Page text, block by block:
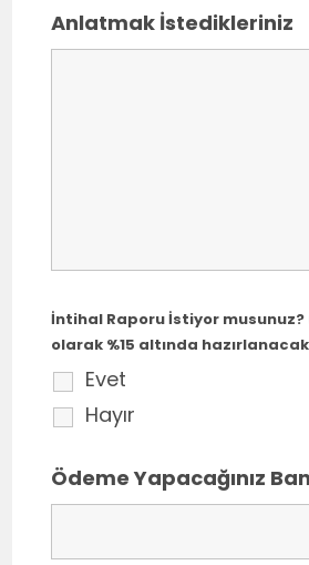
Anlatmak İstedikleriniz
İntihal Raporu İstiyor
olarak %15 altında
Evet
Hayır
Ödeme Yapacağınız